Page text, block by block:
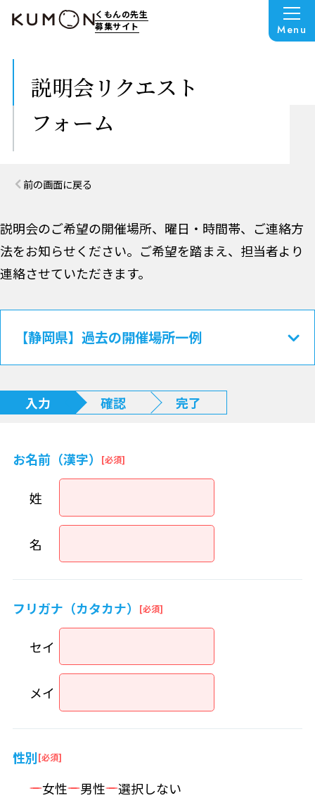
くもんの先生
募集サイト
Menu
説明会リクエスト
フォーム
前の画面に戻る
説明会のご希望の開催場所、曜日・時間帯、ご連絡方
法をお知らせください。 ご希望を踏まえ、担当者より
連絡させていただきます。
【静岡県】過去の開催場所一例
入力 確認 完了
お名前（漢字）
姓
名
フリガナ（カタカナ）
セイ
メイ
性別
女性
男性 選択しない